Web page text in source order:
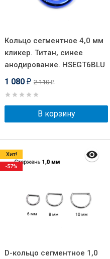
Кольцо сегментное 4,0 мм
кликер. Титан, синее
анодирование. HSEGT6BLU
1 080 ₽ 2 110₽
В корзину
D-кольцо сегментное 1,0
Хит!
-57%